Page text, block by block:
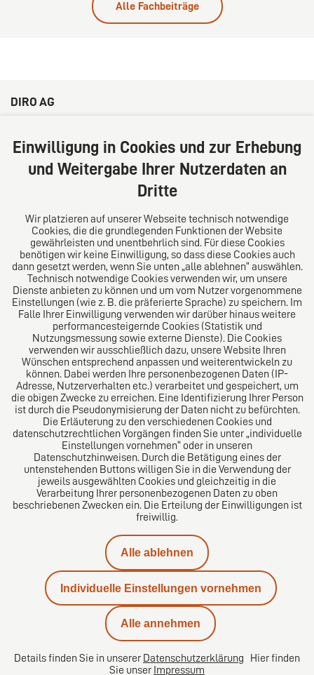
Alle Fachbeiträge
DIRO AG
20354 Hamburg
Deutschland
Tel: +49 (0) 40 41352231
Über uns
Das Kanzlei-Vertrauensnetzwerk. Aus Europa für die
Welt. Für den erfolgreichen Mittelstand.
Folgen Sie uns auf
Das europäische Kanzlei-Netzwerk
Datenschutz
Einwilligung in Cookies und zur Erhebung
und Weitergabe Ihrer Nutzerdaten an
Dritte
Wir platzieren auf unserer Webseite technisch notwendige
Cookies, die die grundlegenden Funktionen der Website
gewährleisten und unentbehrlich sind. Für diese Cookies
benötigen wir keine Einwilligung, so dass diese Cookies auch
dann gesetzt werden, wenn Sie unten „alle ablehnen“ auswählen.
Technisch notwendige Cookies verwenden wir, um unsere
Dienste anbieten zu können und um vom Nutzer vorgenommene
Einstellungen (wie z. B. die präferierte Sprache) zu speichern. Im
Falle Ihrer Einwilligung verwenden wir darüber hinaus weitere
performancesteigernde Cookies (Statistik und
Nutzungsmessung sowie externe Dienste). Die Cookies
verwenden wir ausschließlich dazu, unsere Website Ihren
Wünschen entsprechend anpassen und weiterentwickeln zu
können. Dabei werden Ihre personenbezogenen Daten (IP-
Adresse, Nutzerverhalten etc.) verarbeitet und gespeichert, um
die obigen Zwecke zu erreichen. Eine Identifizierung Ihrer Person
ist durch die Pseudonymisierung der Daten nicht zu befürchten.
Die Erläuterung zu den verschiedenen Cookies und
datenschutzrechtlichen Vorgängen finden Sie unter „individuelle
Einstellungen vornehmen“ oder in unseren
Datenschutzhinweisen. Durch die Betätigung eines der
untenstehenden Buttons willigen Sie in die Verwendung der
jeweils ausgewählten Cookies und gleichzeitig in die
Verarbeitung Ihrer personenbezogenen Daten zu oben
beschriebenen Zwecken ein. Die Erteilung der Einwilligungen ist
freiwillig.
Alle ablehnen
Individuelle Einstellungen vornehmen
Alle annehmen
Details finden Sie in unserer Datenschutzerklärung Hier finden
Sie unser Impressum